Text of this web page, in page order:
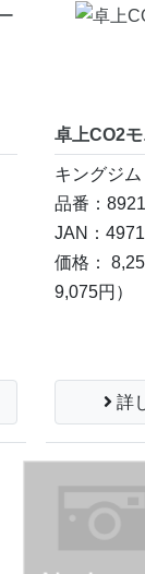
卓上CO2
キングジム
品番：
JAN：
価格：
9,075円）
詳